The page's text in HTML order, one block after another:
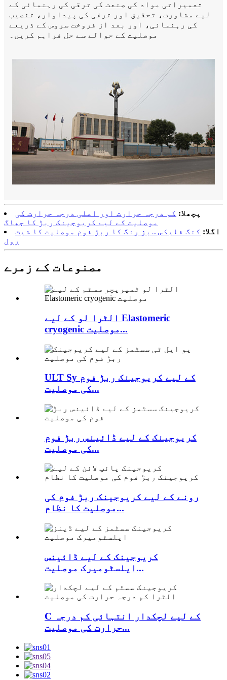
تعمیراتی مواد کی صنعت کی ترقی کی رہنمائی کے
لیے مشاورت، تحقیق اور ترقی کی پیداوار، تنصیب
کی رہنمائی، اور بعد از فروخت سروس کے ذریعے
موصلیت کے حوالے سے حل فراہم کریں۔
پچھلا: کم درجہ حرارت اور اعلی درجہ حرارت کی
موصلیت کے لیے کریوجینک ربڑ کا جھاگ
اگلا: کنگ فلیکس سبز رنگ کا ربڑ فوم موصلیت کا شیٹ
رول
مصنوعات کے زمرے
الٹرا لو کے لیے Elastomeric
cryogenic موصلیت...
ULT Sy کے لیے کریوجینک ربڑ فوم
کی موصلیت...
کریوجینک کے لیے ڈائینس ربڑ فوم
کی موصلیت...
رونے کے لیے کریوجینک ربڑ فوم کی
موصلیت کا نظام...
کریوجینک کے لیے ڈائینس
ایلسٹومیرک موصلیت...
C کے لیے لچکدار انتہائی کم درجہ
حرارت کی موصلیت...